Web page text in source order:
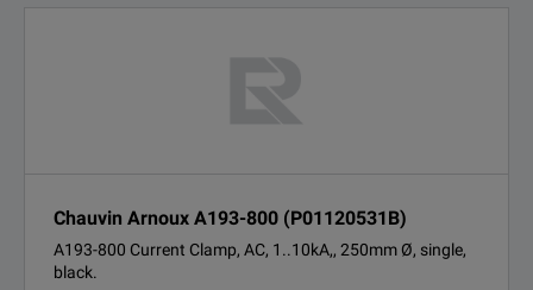
Chauvin Arnoux A193-800 (P01120531B)
A193-800 Current Clamp, AC, 1..10kA,, 250mm Ø, single,
black.